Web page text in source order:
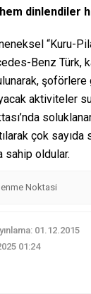
dinlendiler
“Kuru-
Benz Türk,
aktiviteler
çok
sahip oldular.
Noktasi
01.12.2015
01:24